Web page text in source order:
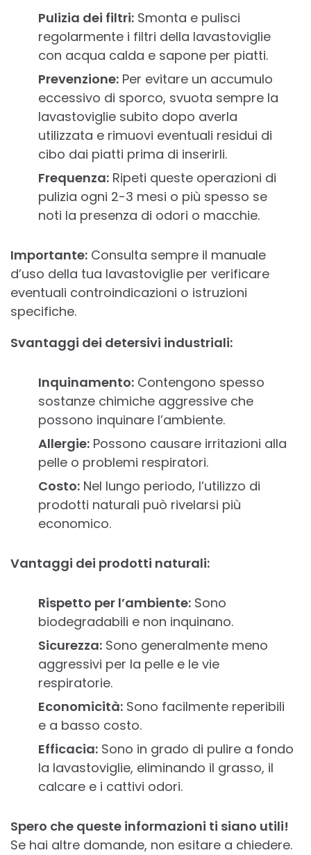
Pulizia dei filtri: Smonta e pulisci
regolarmente i filtri della lavastoviglie
con acqua calda e sapone per piatti.
Prevenzione: Per evitare un accumulo
eccessivo di sporco, svuota sempre la
lavastoviglie subito dopo averla
utilizzata e rimuovi eventuali residui di
cibo dai piatti prima di inserirli.
Frequenza: Ripeti queste operazioni di
pulizia ogni 2-3 mesi o più spesso se
noti la presenza di odori o macchie.
Importante: Consulta sempre il manuale
d’uso della tua lavastoviglie per verificare
eventuali controindicazioni o istruzioni
specifiche.
Svantaggi dei detersivi industriali:
Inquinamento: Contengono spesso
sostanze chimiche aggressive che
possono inquinare l’ambiente.
Allergie: Possono causare irritazioni alla
pelle o problemi respiratori.
Costo: Nel lungo periodo, l’utilizzo di
prodotti naturali può rivelarsi più
economico.
Vantaggi dei prodotti naturali:
Rispetto per l’ambiente: Sono
biodegradabili e non inquinano.
Sicurezza: Sono generalmente meno
aggressivi per la pelle e le vie
respiratorie.
Economicità: Sono facilmente reperibili
e a basso costo.
Efficacia: Sono in grado di pulire a fondo
la lavastoviglie, eliminando il grasso, il
calcare e i cattivi odori.
Spero che queste informazioni ti siano utili!
Se hai altre domande, non esitare a chiedere.